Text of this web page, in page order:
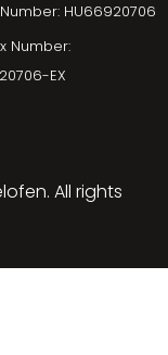
Number: HU66920706
Number:
EX
All rights